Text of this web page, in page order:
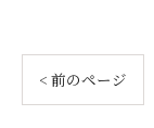
< 前のページ